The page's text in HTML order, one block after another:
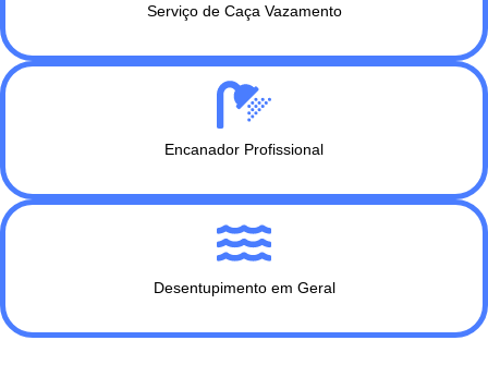
Serviço de Caça Vazamento
Encanador Profissional
Desentupimento em Geral